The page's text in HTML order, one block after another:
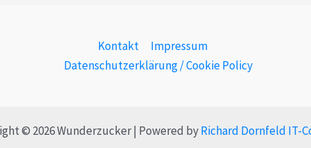
Kontakt
Impressum
Datenschutzerklärung / Cookie Policy
© 2026 Wunderzucker | Powered byRichard Dornfeld IT-